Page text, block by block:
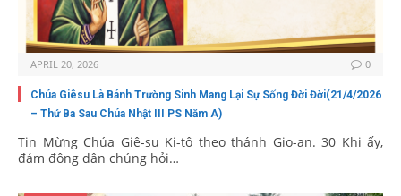
APRIL 20, 2026 0
Chúa Giêsu Là Bánh Trường Sinh Mang Lại Sự Sống Đời Đời(21/4/2026
– Thứ Ba Sau Chúa Nhật III PS Năm A)
Tin Mừng Chúa Giê-su Ki-tô theo thánh Gio-an. 30 Khi ấy,
đám đông dân chúng hỏi…